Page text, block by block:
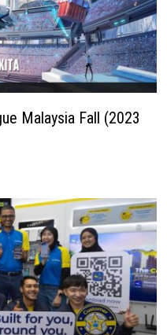
Malaysia Fall (2023